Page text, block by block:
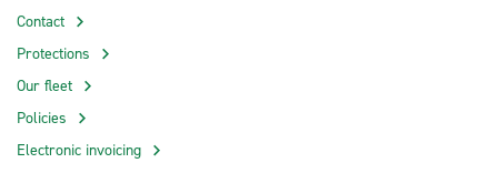
Contact
Protections
Our fleet
Policies
Electronic invoicing